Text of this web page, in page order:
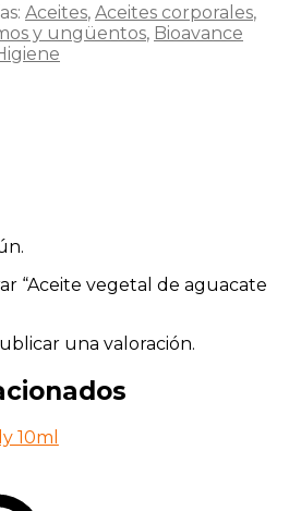
Aceites, Aceites corporales,
y ungüentos, Bioavance
“Aceite vegetal de aguacate
una valoración.